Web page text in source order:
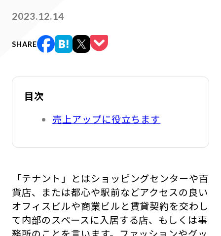
2023.12.14
SHARE
目次
売上アップに役立ちます
「テナント」とはショッピングセンターや百
貨店、または都心や駅前などアクセスの良い
オフィスビルや商業ビルと賃貸契約を交わし
て内部のスペースに入居する店、もしくは事